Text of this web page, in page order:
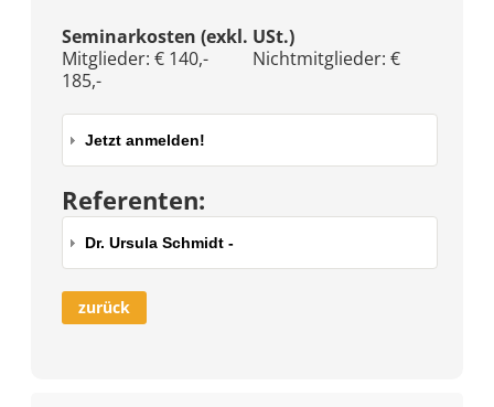
Seminarkosten (exkl. USt.)
Mitglieder: € 140,- Nichtmitglieder: €
185,-
Jetzt anmelden!
Referenten:
Dr. Ursula Schmidt -
zurück